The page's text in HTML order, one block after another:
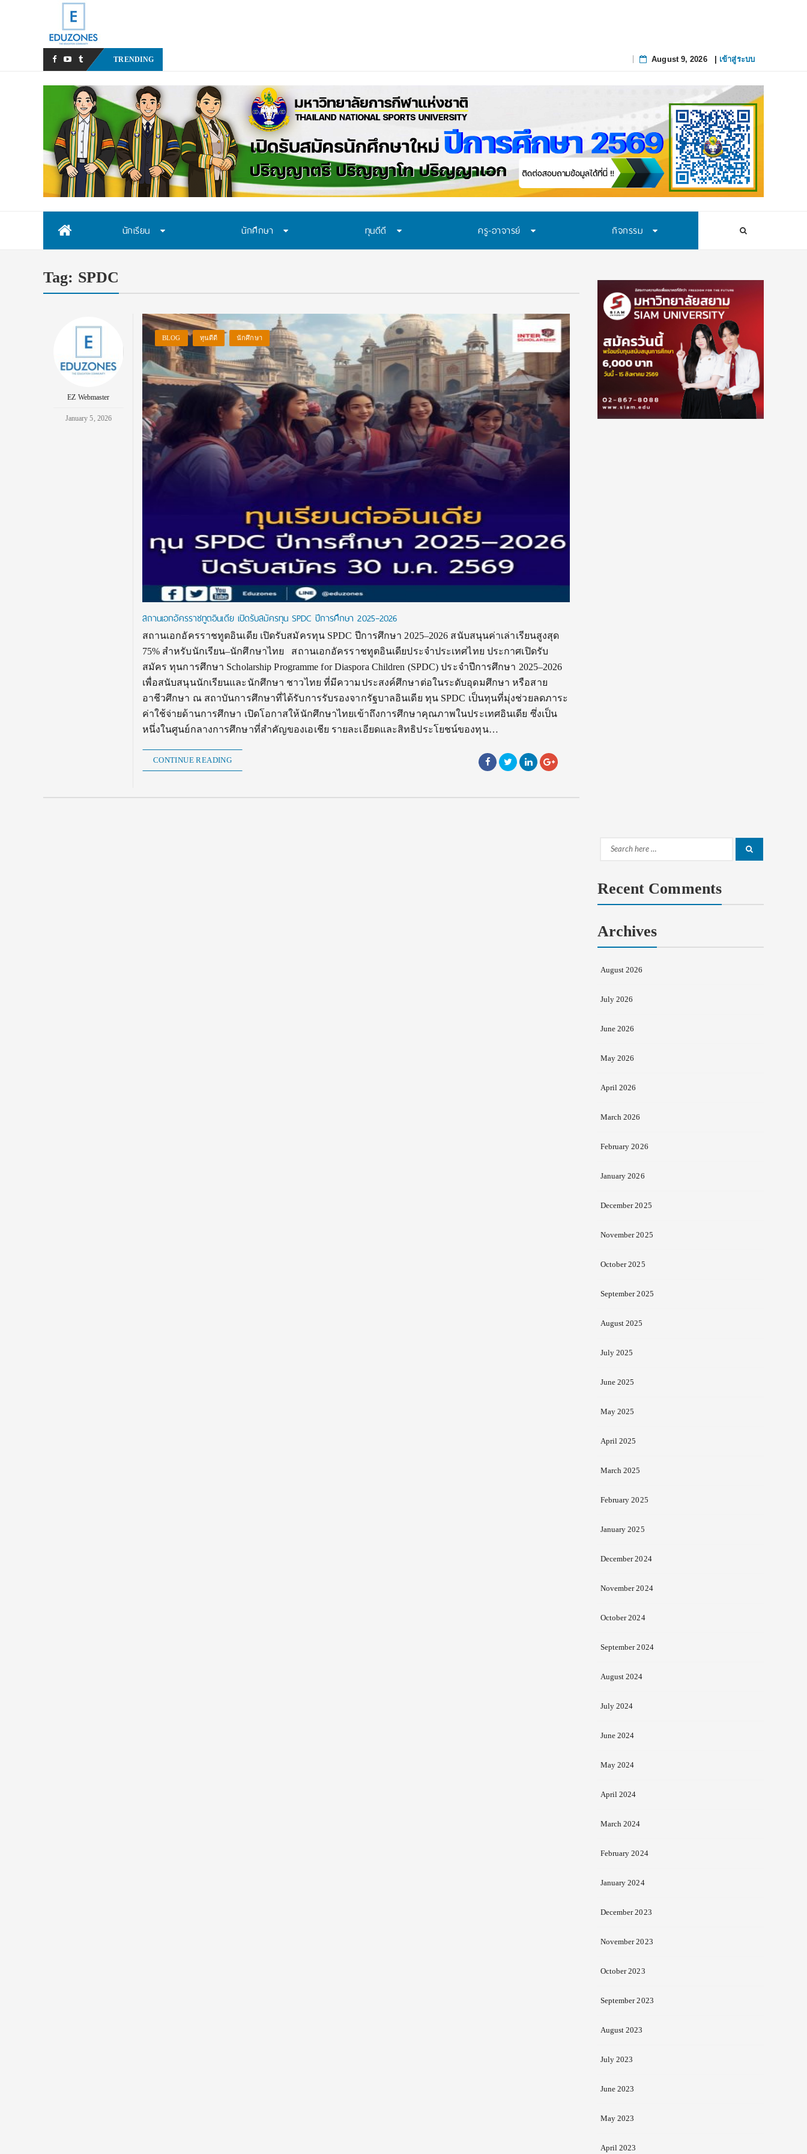
TRENDING August 9, 2026| เข้าสู่ระบบ
นักเรียน นักศึกษา ทุนดีดี ครู-อาจารย์ กิจกรรม
Tag: SPDC
EZ Webmaster
January 5, 2026
BLOG ทุนดีดี นักศึกษา
สถานเอกอัครราชทูตอินเดีย เปิดรับสมัครทุน SPDC ปีการศึกษา 2025–2026
สถานเอกอัครราชทูตอินเดีย เปิดรับสมัครทุน SPDC ปีการศึกษา 2025–2026 สนับสนุนค่าเล่าเรียนสูงสุด
75% สำหรับนักเรียน–นักศึกษาไทย สถานเอกอัครราชทูตอินเดียประจำประเทศไทย ประกาศเปิดรับ
สมัคร ทุนการศึกษา Scholarship Programme for Diaspora Children (SPDC) ประจำปีการศึกษา 2025–2026
เพื่อสนับสนุนนักเรียนและนักศึกษา ชาวไทย ที่มีความประสงค์ศึกษาต่อในระดับอุดมศึกษา หรือสาย
อาชีวศึกษา ณ สถาบันการศึกษาที่ได้รับการรับรองจากรัฐบาลอินเดีย ทุน SPDC เป็นทุนที่มุ่งช่วยลดภาระ
ค่าใช้จ่ายด้านการศึกษา เปิดโอกาสให้นักศึกษาไทยเข้าถึงการศึกษาคุณภาพในประเทศอินเดีย ซึ่งเป็น
หนึ่งในศูนย์กลางการศึกษาที่สำคัญของเอเชีย รายละเอียดและสิทธิประโยชน์ของทุน…
CONTINUE READING
Search
Recent Comments
Archives
August 2026
July 2026
June 2026
May 2026
April 2026
March 2026
February 2026
January 2026
December 2025
November 2025
October 2025
September 2025
August 2025
July 2025
June 2025
May 2025
April 2025
March 2025
February 2025
January 2025
December 2024
November 2024
October 2024
September 2024
August 2024
July 2024
June 2024
May 2024
April 2024
March 2024
February 2024
January 2024
December 2023
November 2023
October 2023
September 2023
August 2023
July 2023
June 2023
May 2023
April 2023